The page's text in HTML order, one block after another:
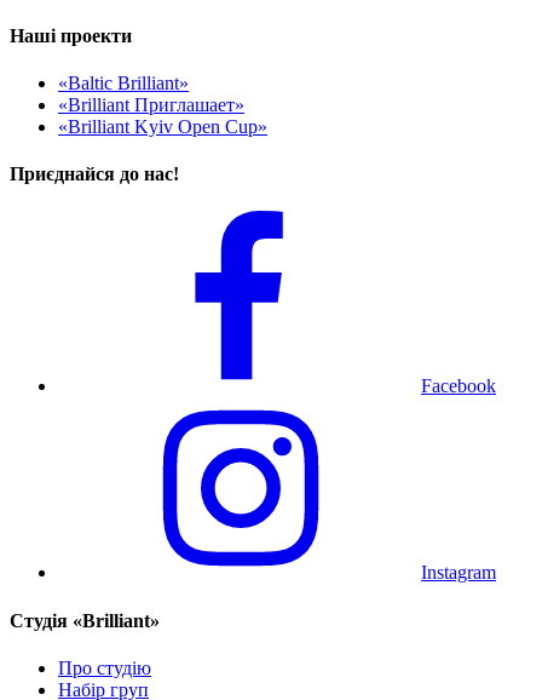
Наші проекти
«Baltic Brilliant»
«Brilliant Приглашает»
«Brilliant Kyiv Open Cup»
Приєднайся до нас!
Facebook
Instagram
Cтудія «Brilliant»
Про студію
Набір груп